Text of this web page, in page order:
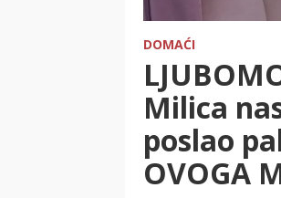
DOMAĆI
Milica
poslao
OVOGA